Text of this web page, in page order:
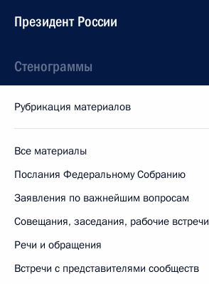
Президент России
Стенограммы
Рубрикация материалов
Все материалы
Послания Федеральному Собранию
Заявления по важнейшим вопросам
Совещания, заседания, рабочие встречи
Речи и обращения
Встречи с представителями сообществ